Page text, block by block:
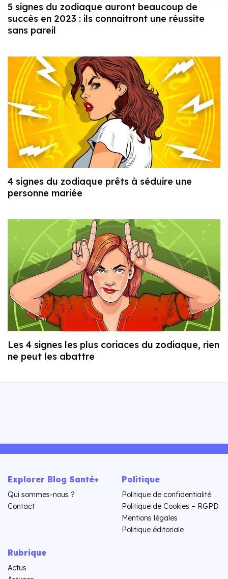
5 signes du zodiaque auront beaucoup de
succès en 2023 : ils connaitront une réussite
sans pareil
4 signes du zodiaque prêts à séduire une
personne mariée
Les 4 signes les plus coriaces du zodiaque, rien
ne peut les abattre
Explorer Blog Santé+
Qui sommes-nous ?
Contact
Politique
Politique de confidentialité
Politique de Cookies – RGPD
Mentions légales
Politique éditoriale
Rubrique
Actus